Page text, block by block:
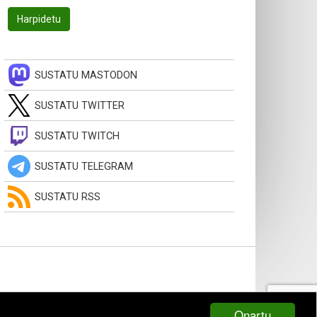
SUSTATU MASTODON
SUSTATU TWITTER
SUSTATU TWITCH
SUSTATU TELEGRAM
SUSTATU RSS